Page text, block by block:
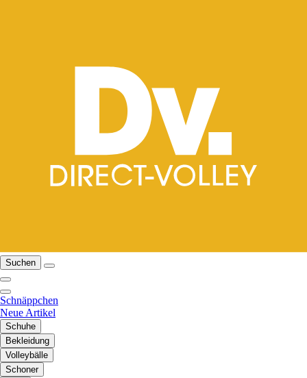
Suchen
Schnäppchen
Neue Artikel
Schuhe
Bekleidung
Volleybälle
Schoner